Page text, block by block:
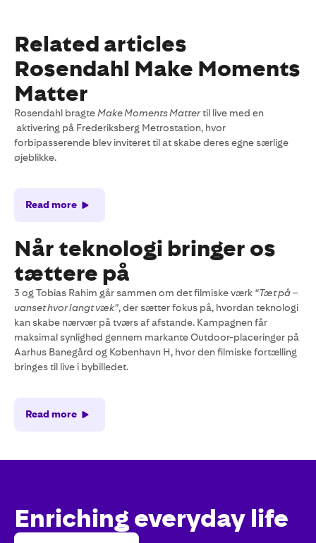
Related articles
Rosendahl Make Moments
Matter
Rosendahl bragte Make Moments Mattertil live med en
aktivering på Frederiksberg Metrostation, hvor
forbipasserende blev inviteret til at skabe deres egne særlige
øjeblikke.
Read more
Når teknologi bringer os
tættere på
3 og Tobias Rahim går sammen om det filmiske værk “Tæt på –
uanset hvor langt væk”, der sætter fokus på, hvordan teknologi
kan skabe nærvær på tværs af afstande. Kampagnen får
maksimal synlighed gennem markante Outdoor-placeringer på
Aarhus Banegård og København H, hvor den filmiske fortælling
bringes til live i bybilledet.
Read more
Enriching everyday life